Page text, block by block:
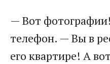
— Вот
телефон. — Вы в
его квартире! А